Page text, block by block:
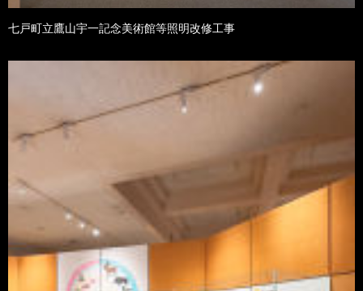
七戸町立鷹山宇一記念美術館等照明改修工事